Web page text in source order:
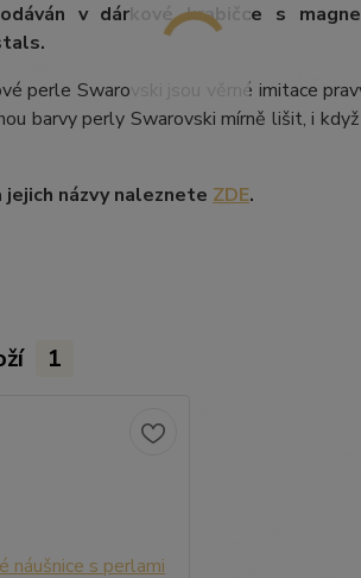
v dárkové krabičce s
perle Swarovski jsou věrné imitace
barvy perly Swarovski mírně lišit, i
názvy naleznete ZDE.
1